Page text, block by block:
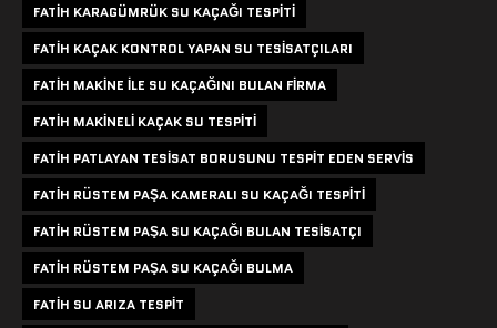
FATIH KARAGÜMRÜK SU KAÇAĞI TESPITI
FATIH KAÇAK KONTROL YAPAN SU TESISATÇILARI
FATIH MAKINE ILE SU KAÇAĞINI BULAN FIRMA
FATIH MAKINELI KAÇAK SU TESPITI
FATIH PATLAYAN TESISAT BORUSUNU TESPIT EDEN SERVIS
FATIH RÜSTEM PAŞA KAMERALI SU KAÇAĞI TESPITI
FATIH RÜSTEM PAŞA SU KAÇAĞI BULAN TESISATÇI
FATIH RÜSTEM PAŞA SU KAÇAĞI BULMA
FATIH SU ARIZA TESPIT